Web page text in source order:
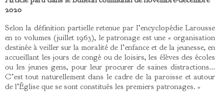
2020
Selon la définition partielle retenue par l’encyclopédie Larousse
en 10 volumes (juillet 1963), le patronage est une « organisation
destinée à veiller sur la moralité de l’enfance et de la jeunesse, en
accueillant les jours de congé ou de loisirs, les élèves des écoles
ou les jeunes gens, pour leur procurer de saines distractions…
C’est tout naturellement dans le cadre de la paroisse et autour
de l’Église que se sont constitués les premiers patronages. »